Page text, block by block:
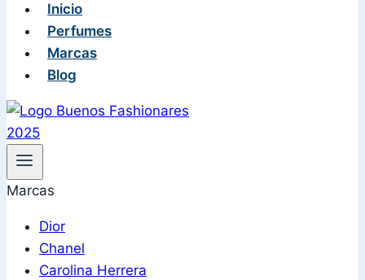
Inicio
Perfumes
Marcas
Blog
Marcas
Dior
Chanel
Carolina Herrera